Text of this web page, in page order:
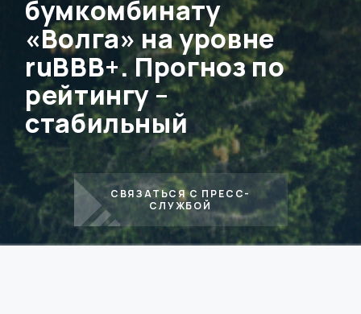
бумкомбинату
«Волга» на уровне
ruВВВ+. Прогноз по
рейтингу –
стабильный
СВЯЗАТЬСЯ С ПРЕСС-
СЛУЖБОЙ